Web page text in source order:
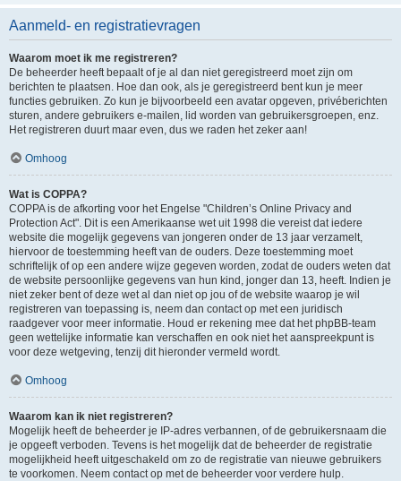
Aanmeld- en registratievragen
Waarom moet ik me registreren?
De beheerder heeft bepaalt of je al dan niet geregistreerd moet zijn om
berichten te plaatsen. Hoe dan ook, als je geregistreerd bent kun je meer
functies gebruiken. Zo kun je bijvoorbeeld een avatar opgeven, privéberichten
sturen, andere gebruikers e-mailen, lid worden van gebruikersgroepen, enz.
Het registreren duurt maar even, dus we raden het zeker aan!
Omhoog
Wat is COPPA?
COPPA is de afkorting voor het Engelse "Children’s Online Privacy and
Protection Act". Dit is een Amerikaanse wet uit 1998 die vereist dat iedere
website die mogelijk gegevens van jongeren onder de 13 jaar verzamelt,
hiervoor de toestemming heeft van de ouders. Deze toestemming moet
schriftelijk of op een andere wijze gegeven worden, zodat de ouders weten dat
de website persoonlijke gegevens van hun kind, jonger dan 13, heeft. Indien je
niet zeker bent of deze wet al dan niet op jou of de website waarop je wil
registreren van toepassing is, neem dan contact op met een juridisch
raadgever voor meer informatie. Houd er rekening mee dat het phpBB-team
geen wettelijke informatie kan verschaffen en ook niet het aanspreekpunt is
voor deze wetgeving, tenzij dit hieronder vermeld wordt.
Omhoog
Waarom kan ik niet registreren?
Mogelijk heeft de beheerder je IP-adres verbannen, of de gebruikersnaam die
je opgeeft verboden. Tevens is het mogelijk dat de beheerder de registratie
mogelijkheid heeft uitgeschakeld om zo de registratie van nieuwe gebruikers
te voorkomen. Neem contact op met de beheerder voor verdere hulp.